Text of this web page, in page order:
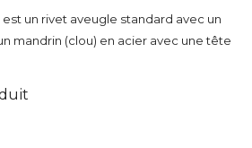
est un rivet aveugle standard avec un
mandrin (clou) en acier avec une tête